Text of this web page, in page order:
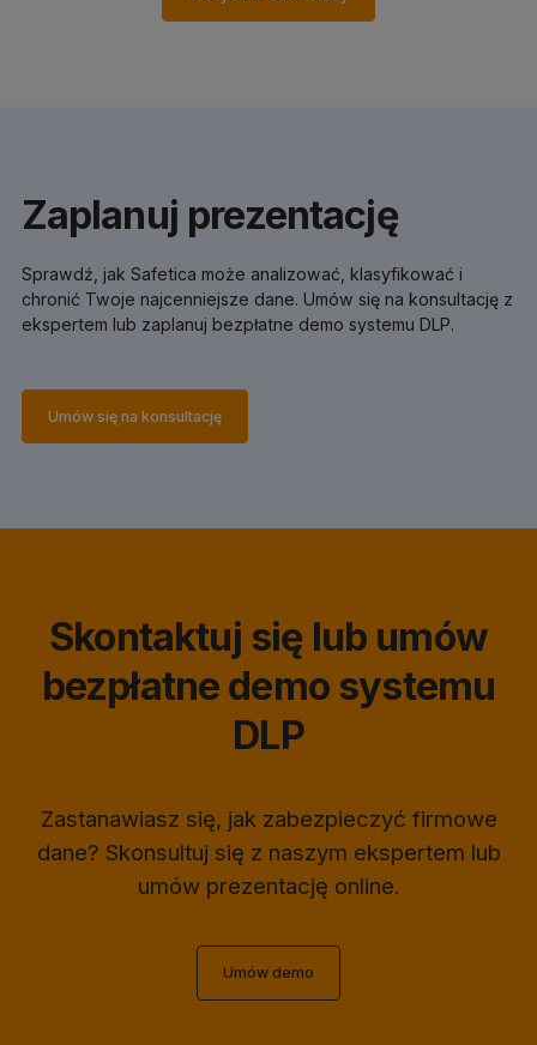
Zaplanuj prezentację
Sprawdź, jak Safetica może analizować, klasyfikować i
chronić Twoje najcenniejsze dane. Umów się na konsultację z
ekspertem lub zaplanuj bezpłatne demo systemu DLP.
Umów się na konsultację
Skontaktuj się lub umów
bezpłatne demo systemu
DLP
Zastanawiasz się, jak zabezpieczyć firmowe
dane? Skonsultuj się z naszym ekspertem lub
umów prezentację online.
Umów demo